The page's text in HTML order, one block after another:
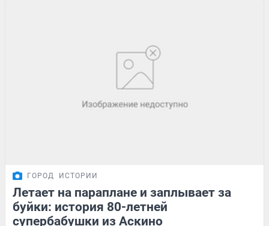
ГОРОД ИСТОРИИ
Летает на параплане и заплывает за
буйки: история 80-летней
супербабушки из Аскино